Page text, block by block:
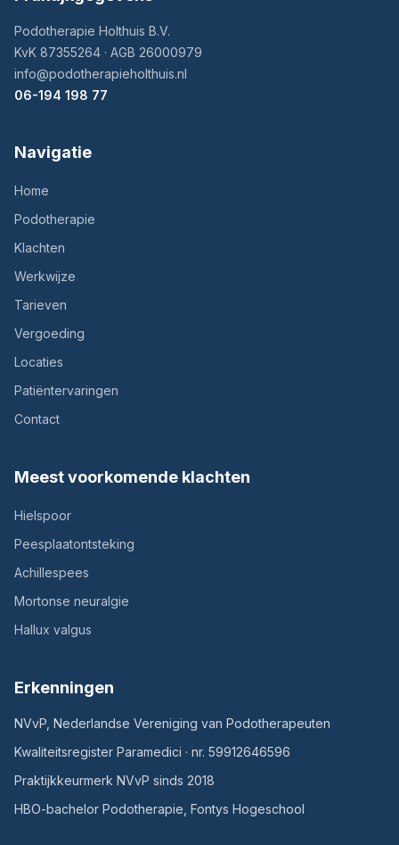
Podotherapie Holthuis B.V.
KvK 87355264 · AGB 26000979
info@podotherapieholthuis.nl
06-194 198 77
Navigatie
Home
Podotherapie
Klachten
Werkwijze
Tarieven
Vergoeding
Locaties
Patiëntervaringen
Contact
Meest voorkomende klachten
Hielspoor
Peesplaatontsteking
Achillespees
Mortonse neuralgie
Hallux valgus
Erkenningen
NVvP, Nederlandse Vereniging van Podotherapeuten
Kwaliteitsregister Paramedici · nr. 59912646596
Praktijkkeurmerk NVvP sinds 2018
HBO-bachelor Podotherapie, Fontys Hogeschool